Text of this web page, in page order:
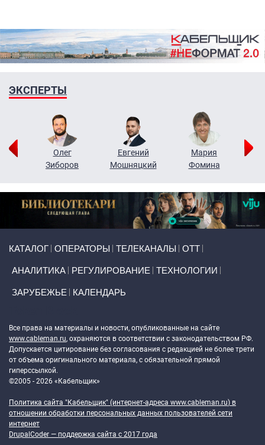
ЭКСПЕРТЫ
Олег
Зиборов
Евгений
Мошняцкий
Мария
Фомина
КАТАЛОГ ОПЕРАТОРЫ ТЕЛЕКАНАЛЫ ОТТ
АНАЛИТИКА РЕГУЛИРОВАНИЕ ТЕХНОЛОГИИ
ЗАРУБЕЖЬЕ КАЛЕНДАРЬ
Все права на материалы и новости, опубликованные на сайте
www.cableman.ru, охраняются в соответствии с законодательством РФ.
Допускается цитирование без согласования с редакцией не более трети
от объема оригинального материала, с обязательной прямой
гиперссылкой.
©2005 - 2026 «Кабельщик»
Политика сайта "Кабельщик" (интернет-адреса www.cableman.ru) в
отношении обработки персональных данных пользователей сети
интернет
DrupalCoder — поддержка сайта c 2017 года